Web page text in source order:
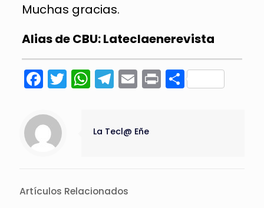
Muchas gracias.
Alias de CBU: Lateclaenerevista
Facebook
Twitter
WhatsApp
Telegram
Email
Print
La Tecl@ Eñe
Artículos Relacionados